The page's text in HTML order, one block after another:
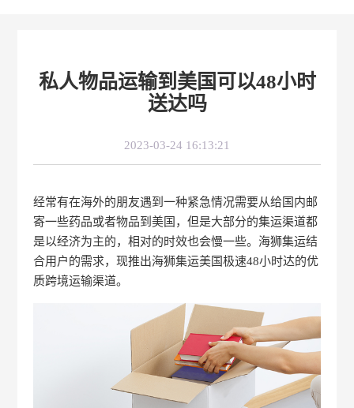
私人物品运输到美国可以48小时
送达吗
2023-03-24 16:13:21
经常有在海外的朋友遇到一种紧急情况需要从给国内邮
寄一些药品或者物品到美国，但是大部分的集运渠道都
是以经济为主的，相对的时效也会慢一些。海狮集运结
合用户的需求，现推出海狮集运美国极速48小时达的优
质跨境运输渠道。